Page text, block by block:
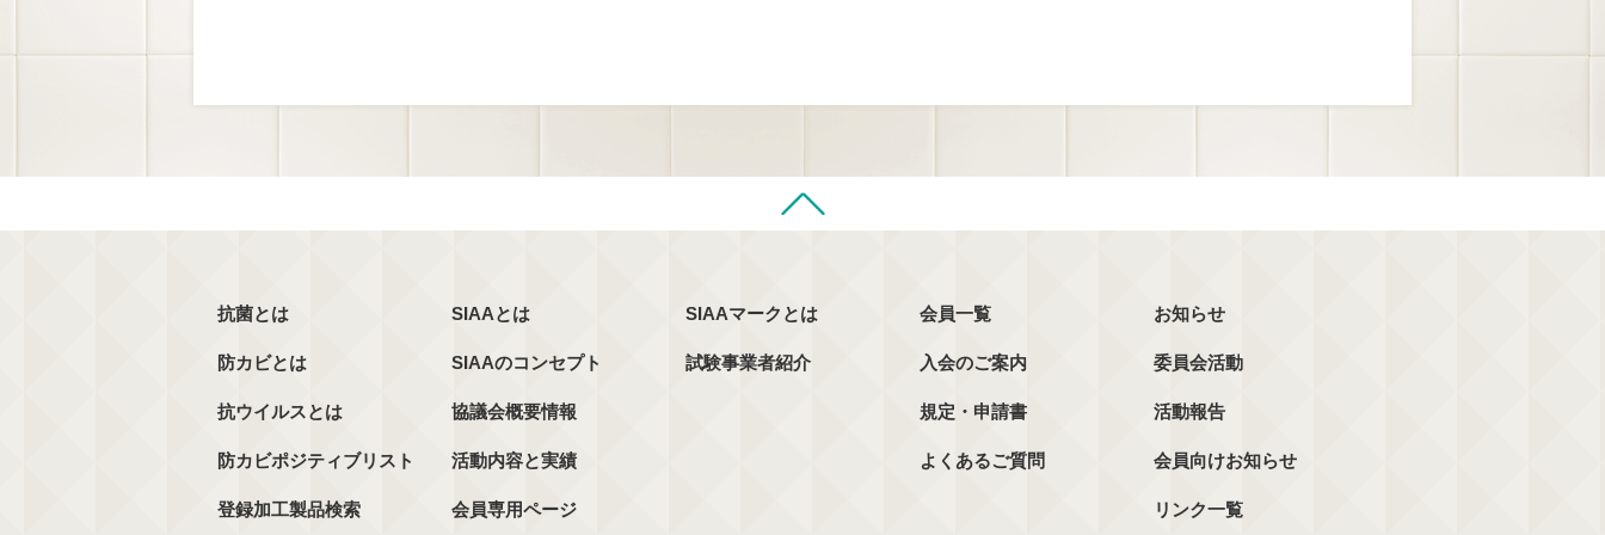
抗菌とは
防カビとは
抗ウイルスとは
防カビポジティブリスト
登録加工製品検索
SIAAとは
SIAAのコンセプト
協議会概要情報
活動内容と実績
会員専用ページ
SIAAマークとは
試験事業者紹介
会員一覧
入会のご案内
規定・申請書
よくあるご質問
お知らせ
委員会活動
活動報告
会員向けお知らせ
リンク一覧